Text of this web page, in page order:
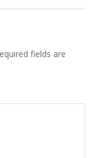
fields are